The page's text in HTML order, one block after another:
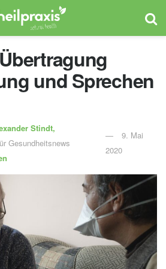
und Sprechen
Stindt,
Gesundheitsnews
9. Mai
2020